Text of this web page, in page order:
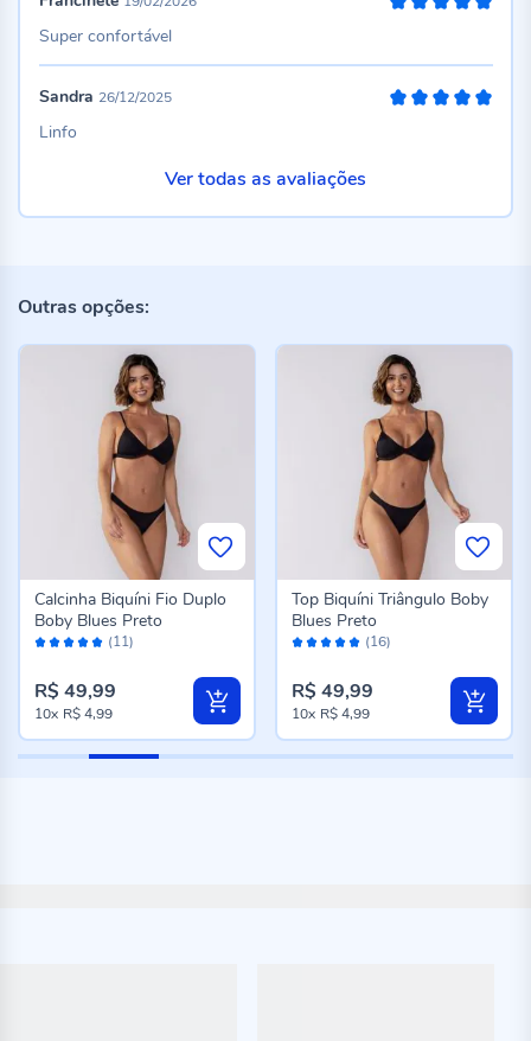
Super confortável
Sandra 26/12/2025
Linfo
Ver todas as avaliações
Outras opções:
Avaliação: (11)
Calcinha Biquíni Fio Duplo
Boby Blues Preto
R$ 49,99
10x R$ 4,99
Avaliação: (16)
Top Biquíni Triângulo Boby
Blues Preto
R$ 49,99
10x R$ 4,99